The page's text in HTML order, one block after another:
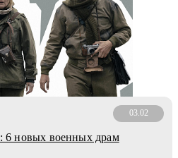
03.02
6 новых военных драм